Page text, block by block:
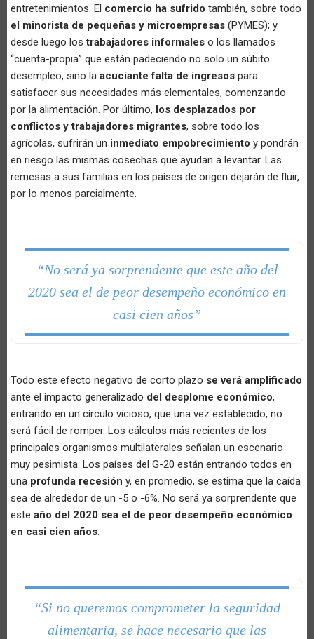
entretenimientos. El comercio ha sufrido también, sobre todo
el minorista de pequeñas y microempresas (PYMES); y
desde luego lostrabajadores informales o los llamados
“cuenta-propia” que están padeciendo no solo un súbito
desempleo, sino la acuciante falta de ingresos para
satisfacer sus necesidades más elementales, comenzando
por la alimentación. Por último, los desplazados por
conflictos y trabajadores migrantes, sobre todo los
agrícolas, sufrirán un inmediato empobrecimiento y pondrán
en riesgo las mismas cosechas que ayudan a levantar. Las
remesas a sus familias en los países de origen dejarán de fluir,
por lo menos parcialmente.
“No será ya sorprendente que este año del
2020 sea el de peor desempeño económico en
casi cien años”
Todo este efecto negativo de corto plazo se verá amplificado
ante el impacto generalizado del desplome económico,
entrando en un círculo vicioso, que una vez establecido, no
será fácil de romper. Los cálculos más recientes de los
principales organismos multilaterales señalan un escenario
muy pesimista. Los países del G-20 están entrando todos en
una profunda recesión y, en promedio, se estima que la caída
sea de alrededor de un -5 o -6%. No será ya sorprendente que
este año del 2020 sea el de peor desempeño económico
en casi cien años.
“Si no queremos comprometer la seguridad
alimentaria, se hace necesario que las